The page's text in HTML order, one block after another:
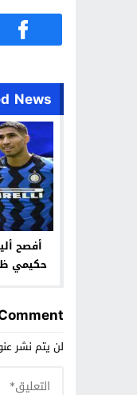
News
أفصح
حكيمي
لن يتم نشر